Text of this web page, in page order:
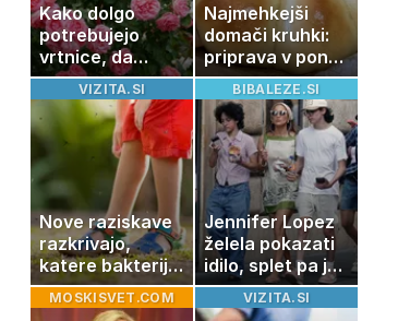
Kako dolgo
potrebujejo
vrtnice, da
zrastejo? Vse o
rasti, cvetenju
in negi vrtnic
Najmehkejši
domači kruhki:
priprava v ponvi
je trik za popoln
rezultat
VIZITA.SI
Nove raziskave
razkrivajo,
katere bakterije
na koži privlačijo
komarje
BIBALEZE.SI
Jennifer Lopez
želela pokazati
idilo, splet pa je
razburila ena
stvar
MOSKISVET.COM VIZITA.SI